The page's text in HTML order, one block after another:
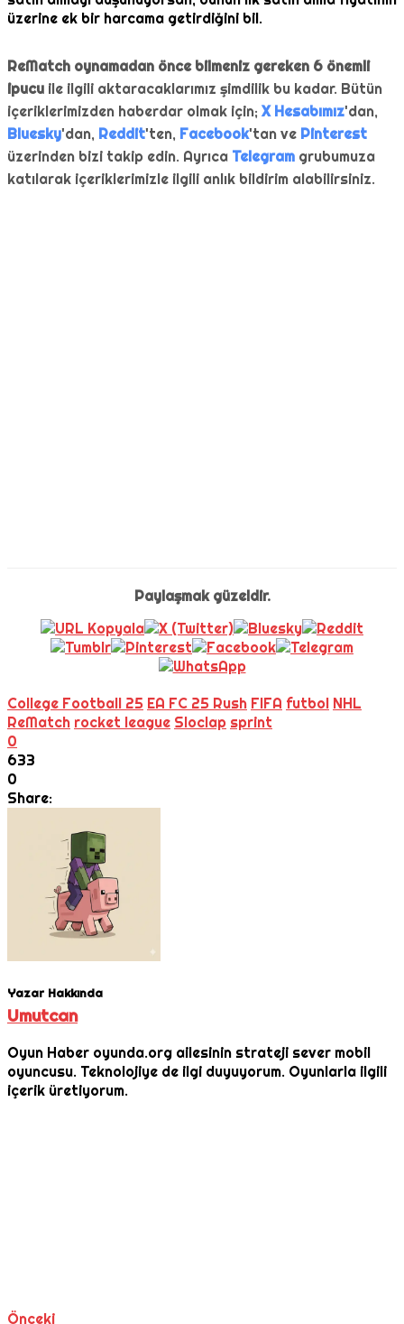
üzerine ek bir harcama getirdiğini bil.
ReMatch oynamadan önce bilmeniz gereken 6 önemli
ipucu ile ilgili aktaracaklarımız şimdilik bu kadar. Bütün
içeriklerimizden haberdar olmak için; X Hesabımız'dan,
Bluesky'dan, Reddit'ten, Facebook'tan ve Pinterest
üzerinden bizi takip edin. Ayrıca Telegram grubumuza
katılarak içeriklerimizle ilgili anlık bildirim alabilirsiniz.
Paylaşmak güzeldir.
College Football 25 EA FC 25 Rush FIFA futbol NHL
ReMatch rocket league Sloclap sprint
0
633
0
Share:
Yazar Hakkında
Umutcan
Oyun Haber oyunda.org ailesinin strateji sever mobil
oyuncusu. Teknolojiye de ilgi duyuyorum. Oyunlarla ilgili
içerik üretiyorum.
Önceki